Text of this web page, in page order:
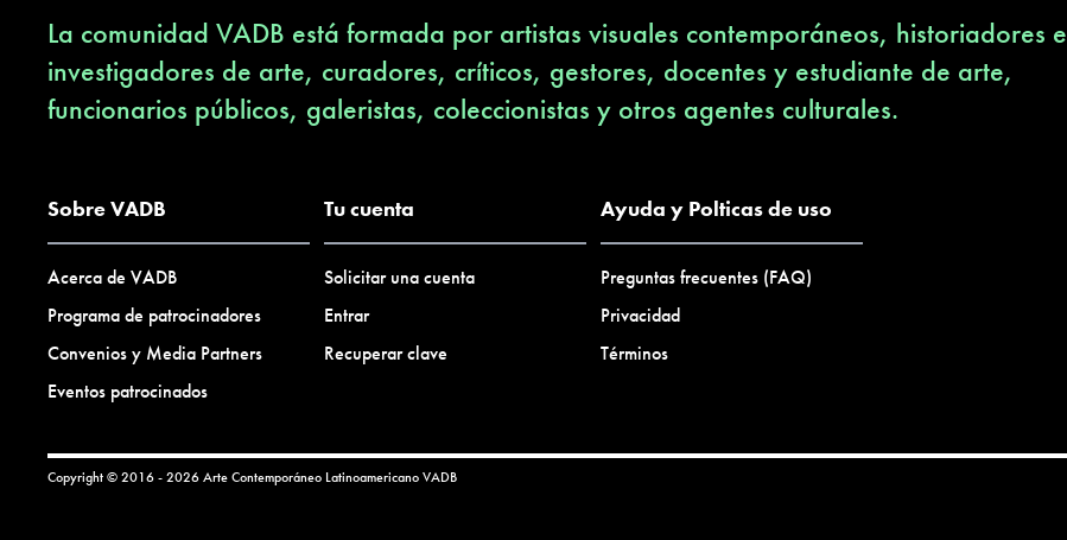
La comunidad VADB está formada por artistas visuales contemporáneos, historiadores e
investigadores de arte, curadores, críticos, gestores, docentes y estudiante de arte,
funcionarios públicos, galeristas, coleccionistas y otros agentes culturales.
Sobre VADB
Acerca de VADB
Programa de patrocinadores
Convenios y Media Partners
Eventos patrocinados
Tu cuenta
Solicitar una cuenta
Entrar
Recuperar clave
Ayuda y Polticas de uso
Preguntas frecuentes (FAQ)
Privacidad
Términos
Copyright © 2016 - 2026 Arte Contemporáneo LatinoamericanoVADB